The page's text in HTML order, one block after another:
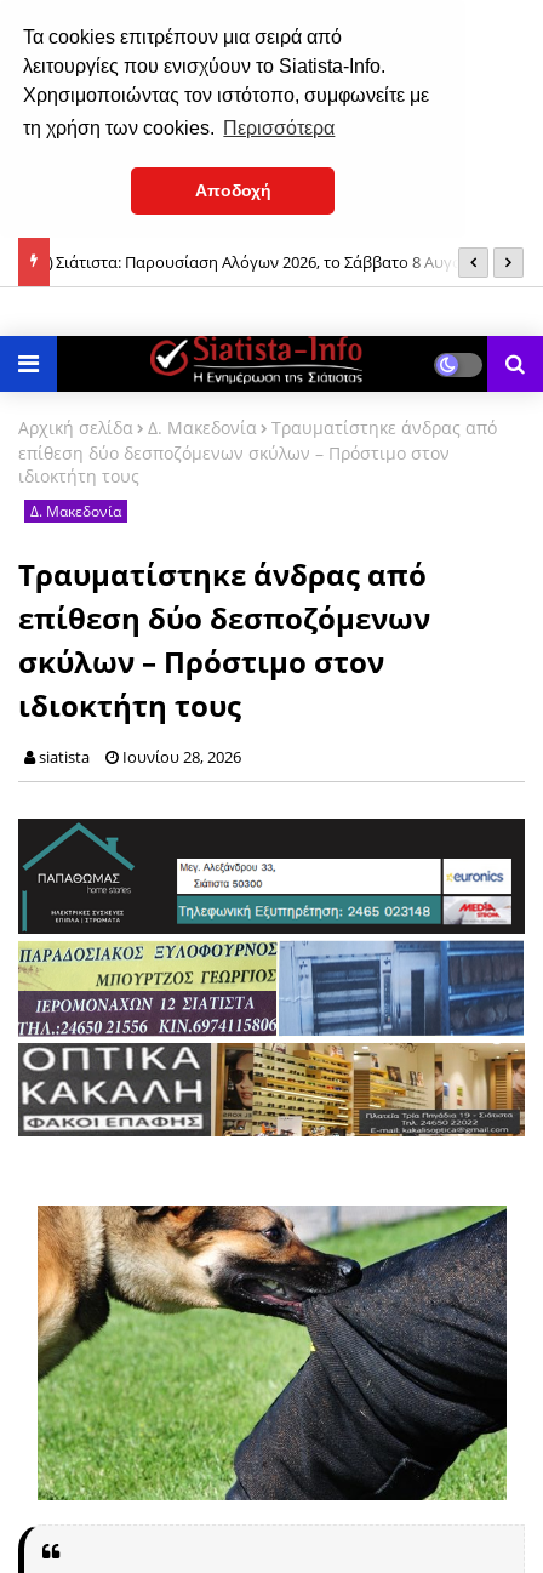
Τα cookies επιτρέπουν μια σειρά από
λειτουργίες που ενισχύουν το Siatista-Info.
Χρησιμοποιώντας τον ιστότοπο, συμφωνείτε με
τη χρήση των cookies. Περισσότερα
Αποδοχή
Σιάτιστα: Παρουσίαση Αλόγων 2026, το Σάββατο 8 Αυγούστου
2026
Νταλίκα ανετράπη έξω από Βαθύλακκο – Τραυματίας ο 24χρονος
οδηγός
Αρχική σελίδα Δ. Μακεδονία
Τραυματίστηκε άνδρας από
επίθεση δύο δεσποζόμενων σκύλων – Πρόστιμο στον
ιδιοκτήτη τους
Δ. Μακεδονία
Τραυματίστηκε άνδρας από
επίθεση δύο δεσποζόμενων
σκύλων – Πρόστιμο στον
ιδιοκτήτη τους
siatista Ιουνίου 28, 2026